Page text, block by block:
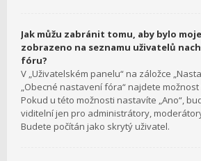
Jak můžu zabránit tomu, aby bylo
zobrazeno na seznamu uživatelů
fóru?
V „Uživatelském panelu“ na záložce
„Obecné nastavení fóra“ najdete možnost
Pokud u této možnosti nastavíte „Ano“,
viditelní jen pro administrátory,
Budete počítán jako skrytý uživatel.